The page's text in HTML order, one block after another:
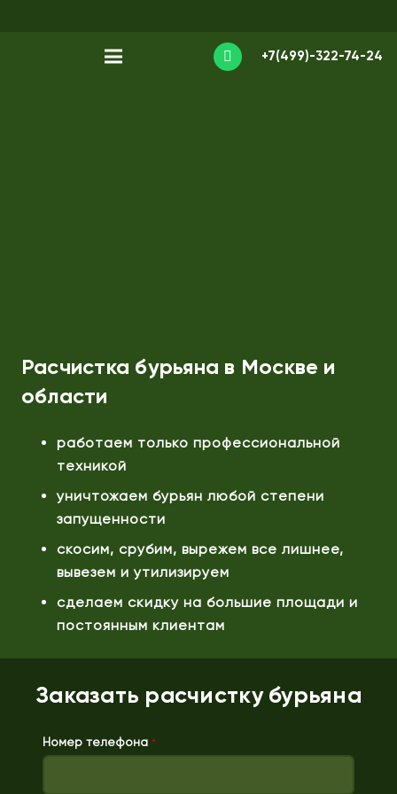
+7(499)-322-74-24
Расчистка бурьяна в Москве и
области
работаем только профессиональной
техникой
уничтожаем бурьян любой степени
запущенности
скосим, срубим, вырежем все лишнее,
вывезем и утилизируем
сделаем скидку на большие площади и
постоянным клиентам
Заказать расчистку бурьяна
Номер телефона *